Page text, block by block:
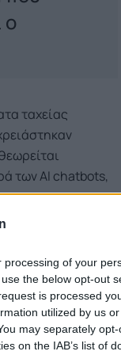
of your
the below opt-out
is processed
utilized by us
may separately
on the IAB’s list of
ο
ταχείας
των AI chatbots,
είχε αναφέρει
τέλη του 2025,
tokens ανά